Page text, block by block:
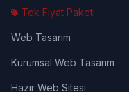
Tek Fiyat Paketi
Web Tasarım
Kurumsal Web Tasarım
Hazır Web Sitesi